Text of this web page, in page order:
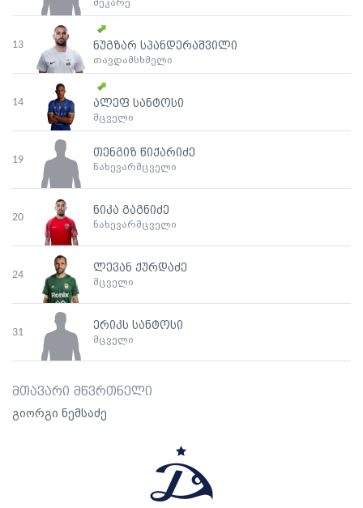
მეკარე
13 ნუგზარ სპანდერაშვილი
თავდამსხმელი
14 ალეფ სანტოსი
მცველი
19
თენგიზ წიქარიძე
ნახევარმცველი
20
ნიკა გაგნიძე
ნახევარმცველი
24
ლევან ქურდაძე
მცველი
31
ერიკს სანტოსი
მცველი
მთავარი მწვრთნელი
გიორგი ნემსაძე